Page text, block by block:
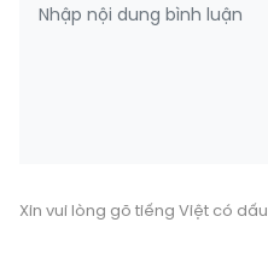
Xin vui lòng gõ tiếng Việt có dấu